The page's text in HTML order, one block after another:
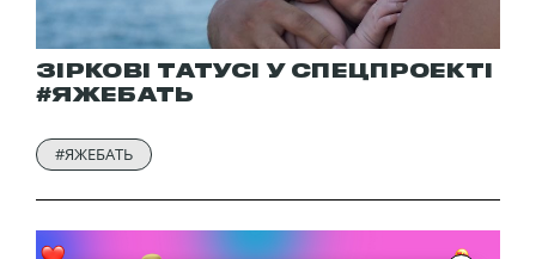
ЗІРКОВІ ТАТУСІ У СПЕЦПРОЕКТІ
#ЯЖЕБАТЬ
#ЯЖЕБАТЬ